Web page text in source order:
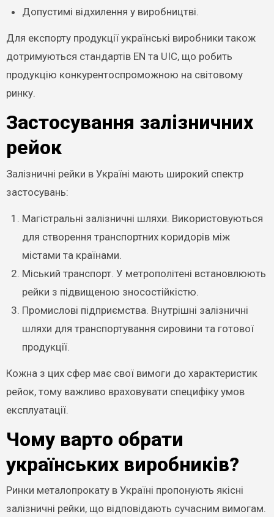
Допустимі відхилення у виробництві.
Для експорту продукції українські виробники також
дотримуються стандартів EN та UIC, що робить
продукцію конкурентоспроможною на світовому
ринку.
Застосування залізничних
рейок
Залізничні рейки в Україні мають широкий спектр
застосувань:
Магістральні залізничні шляхи. Використовуються
для створення транспортних коридорів між
містами та країнами.
Міський транспорт. У метрополітені встановлюють
рейки з підвищеною зносостійкістю.
Промислові підприємства. Внутрішні залізничні
шляхи для транспортування сировини та готової
продукції.
Кожна з цих сфер має свої вимоги до характеристик
рейок, тому важливо враховувати специфіку умов
експлуатації.
Чому варто обрати
українських виробників?
Ринки металопрокату в Україні пропонують якісні
залізничні рейки, що відповідають сучасним вимогам.